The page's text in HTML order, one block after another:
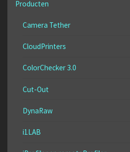
Producten
Camera Tether
CloudPrinters
ColorChecker 3.0
Cut-Out
DynaRaw
i1LAB